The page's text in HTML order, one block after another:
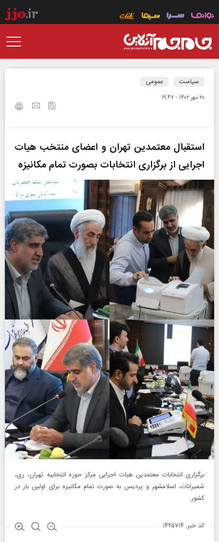
سیاست عمومی
۲۰ مهر ۱۴۰۲ - ۱۹:۴۷
استقبال معتمدین تهران و اعضای منتخب هیات
اجرایی از برگزاری انتخابات بصورت تمام مکانیزه
برگزاری انتخابات معتمدین هیات اجرایی مرکز حوزه انتخابیه تهران، ری،
شمیرانات، اسلامشهر و پردیس به صورت تمام مکانیزه برای اولین بار در
کشور.
کد خبر: ۱۴۲۵۷۱۴